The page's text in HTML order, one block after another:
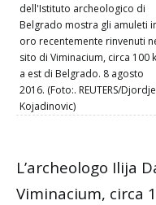
dell'Istituto archeologico di
Belgrado mostra gli amuleti
oro recentemente rinvenuti
sito di Viminacium, circa 100
a est di Belgrado. 8 agosto
2016. (Foto:. REUTERS/Djordje
Kojadinovic)
L’archeologo Ilija
Viminacium, circa